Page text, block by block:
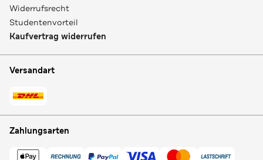
Widerrufsrecht
Studentenvorteil
Kaufvertrag widerrufen
Versandart
Zahlungsarten